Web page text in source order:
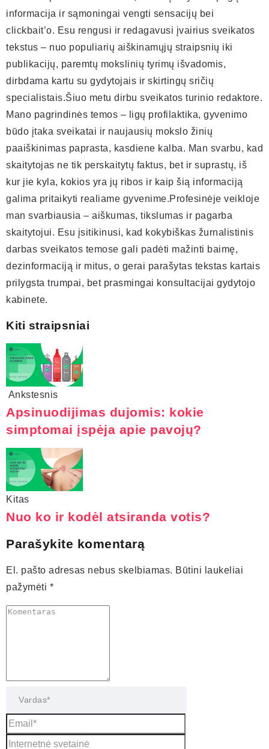
informacija ir sąmoningai vengti sensacijų bei
clickbait’o. Esu rengusi ir redagavusi įvairius sveikatos
tekstus – nuo populiarių aiškinamųjų straipsnių iki
publikacijų, paremtų mokslinių tyrimų išvadomis,
dirbdama kartu su gydytojais ir skirtingų sričių
specialistais.Šiuo metu dirbu sveikatos turinio redaktore.
Mano pagrindinės temos – ligų profilaktika, gyvenimo
būdo įtaka sveikatai ir naujausių mokslo žinių
paaiškinimas paprasta, kasdiene kalba. Man svarbu, kad
skaitytojas ne tik perskaitytų faktus, bet ir suprastų, iš
kur jie kyla, kokios yra jų ribos ir kaip šią informaciją
galima pritaikyti realiame gyvenime.Profesinėje veikloje
man svarbiausia – aiškumas, tikslumas ir pagarba
skaitytojui. Esu įsitikinusi, kad kokybiškas žurnalistinis
darbas sveikatos temose gali padėti mažinti baimę,
dezinformaciją ir mitus, o gerai parašytas tekstas kartais
prilygsta trumpai, bet prasmingai konsultacijai gydytojo
kabinete.
Kiti straipsniai
Ankstesnis
Apsinuodijimas dujomis: kokie
simptomai įspėja apie pavojų?
Kitas
Nuo ko ir kodėl atsiranda votis?
Parašykite komentarą
El. pašto adresas nebus skelbiamas. Būtini laukeliai
pažymėti *